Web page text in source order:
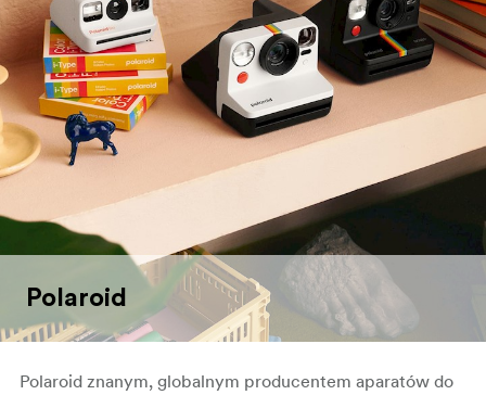
Polaroid
Polaroid znanym, globalnym producentem aparatów do